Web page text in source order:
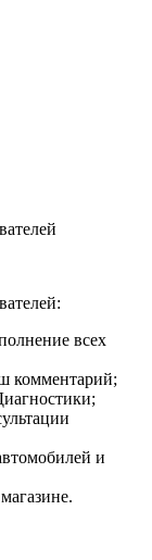
всех
комментарий;
и